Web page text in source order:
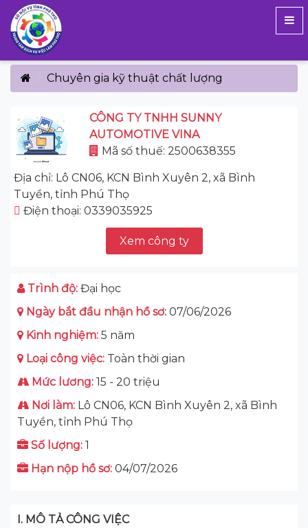
Chuyên gia kỹ thuật chất lượng
CÔNG TY TNHH SUNNY
AUTOMOTIVE VINA
Mã số thuế: 2500638355
Địa chỉ: Lô CN06, KCN Bình Xuyên 2, xã Bình
Tuyền, tỉnh Phú Thọ
Điện thoại: 0339035925
Xem công ty
Trình độ: Đại học
Ngày bắt đầu nhận hồ sơ: 07/06/2026
Kinh nghiệm: 5 năm
Loại công việc: Toàn thời gian
Mức lương: 15 - 20 triệu
Nơi làm: Lô CN06, KCN Bình Xuyên 2, xã Bình
Tuyền, tỉnh Phú Thọ
Số lượng: 1
Hạn nộp hồ sơ: 04/07/2026
I. MÔ TẢ CÔNG VIỆC